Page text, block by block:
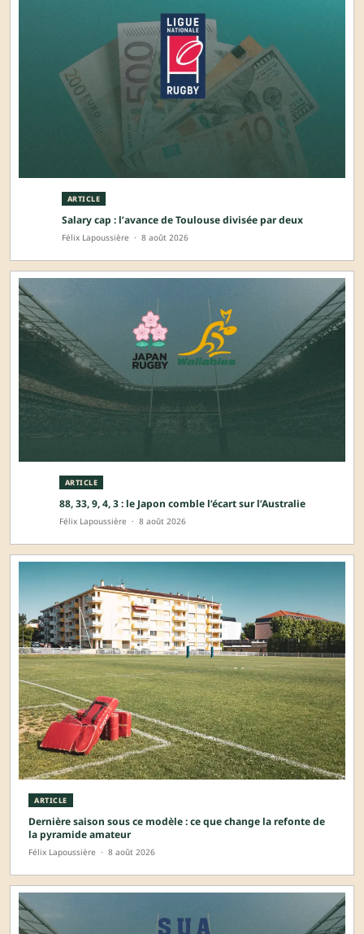
ARTICLE
Salary cap : l’avance de Toulouse divisée par deux
Félix Lapoussière · 8 août 2026
ARTICLE
88, 33, 9, 4, 3 : le Japon comble l’écart sur l’Australie
Félix Lapoussière · 8 août 2026
ARTICLE
Dernière saison sous ce modèle : ce que change la refonte de
la pyramide amateur
Félix Lapoussière · 8 août 2026